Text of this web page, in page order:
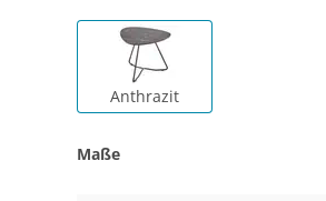
Anthrazit
Maße